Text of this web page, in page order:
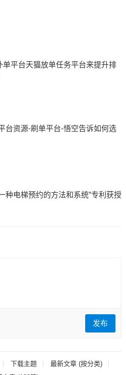
单平台天猫放单任务平台来提升排
台资源-刷单平台-悟空告诉如何选
种电梯预约的方法和系统”专利获授
发布
下载主题
最新文章 (按分类)